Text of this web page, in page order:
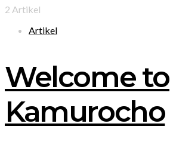
2 Artikel
Artikel
Welcome to
Kamurocho